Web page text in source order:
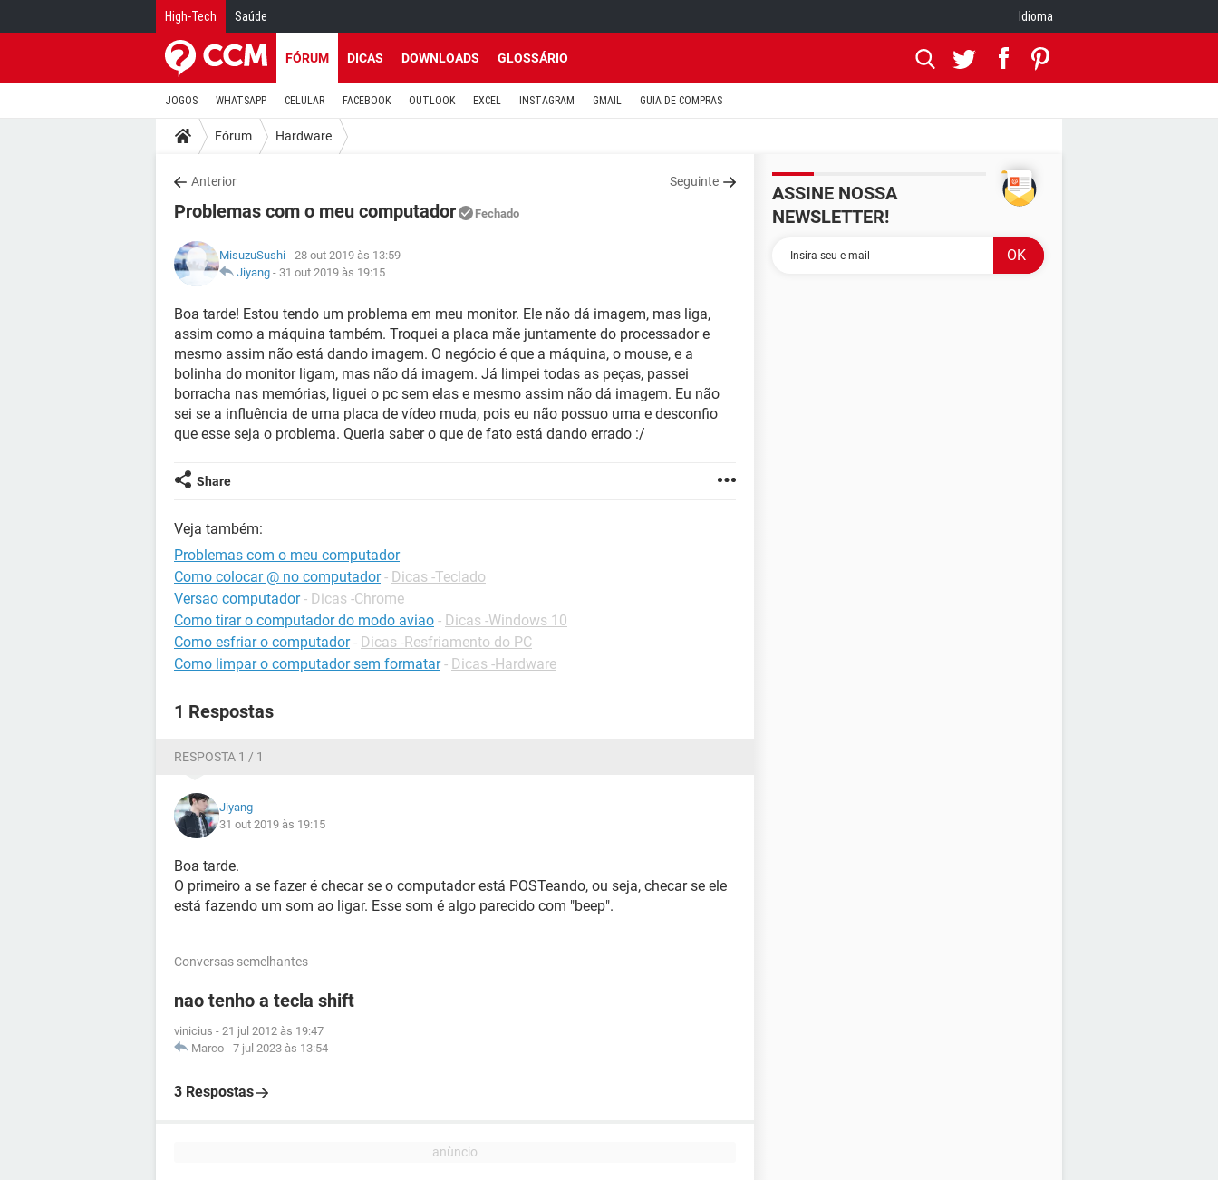
High-Tech Saúde Idioma
FÓRUM DICAS DOWNLOADS GLOSSÁRIO
JOGOS WHATSAPP CELULAR FACEBOOK OUTLOOK EXCEL INSTAGRAM GMAIL GUIA DE COMPRAS
Fórum Hardware
Anterior Seguinte
Problemas com o meu computador Fechado
MisuzuSushi - 28 out 2019 às 13:59
Jiyang - 31 out 2019 às 19:15
Boa tarde! Estou tendo um problema em meu monitor. Ele não dá imagem, mas liga,
assim como a máquina também. Troquei a placa mãe juntamente do processador e
mesmo assim não está dando imagem. O negócio é que a máquina, o mouse, e a
bolinha do monitor ligam, mas não dá imagem. Já limpei todas as peças, passei
borracha nas memórias, liguei o pc sem elas e mesmo assim não dá imagem. Eu não
sei se a influência de uma placa de vídeo muda, pois eu não possuo uma e desconfio
que esse seja o problema. Queria saber o que de fato está dando errado :/
Share
Veja também:
Problemas com o meu computador
Como colocar @ no computador - Dicas -Teclado
Versao computador - Dicas -Chrome
Como tirar o computador do modo aviao - Dicas -Windows 10
Como esfriar o computador - Dicas -Resfriamento do PC
Como limpar o computador sem formatar - Dicas -Hardware
1 Respostas
RESPOSTA 1 / 1
Jiyang
31 out 2019 às 19:15
Boa tarde.
O primeiro a se fazer é checar se o computador está POSTeando, ou seja, checar se ele
está fazendo um som ao ligar. Esse som é algo parecido com "beep".
Conversas semelhantes
nao tenho a tecla shift
vinicius - 21 jul 2012 às 19:47
Marco - 7 jul 2023 às 13:54
3 Respostas
ASSINE NOSSA
NEWSLETTER!